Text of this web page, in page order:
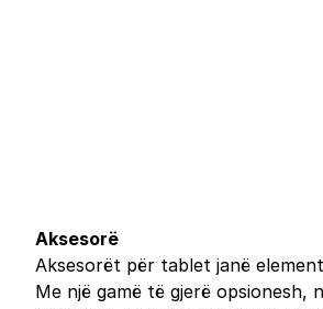
Aksesorë
Aksesorët për tablet janë
Me një gamë të gjerë